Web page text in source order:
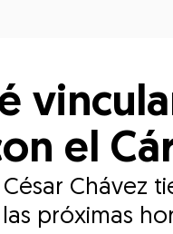
el
César Chávez
próximas